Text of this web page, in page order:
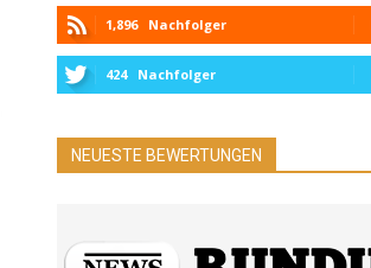
1,896 Nachfolger
424 Nachfolger
NEUESTE BEWERTUNGEN